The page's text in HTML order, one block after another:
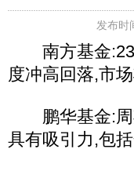
发布时
南方基金
度冲高回落,市
鹏华基金:周
具有吸引力,包